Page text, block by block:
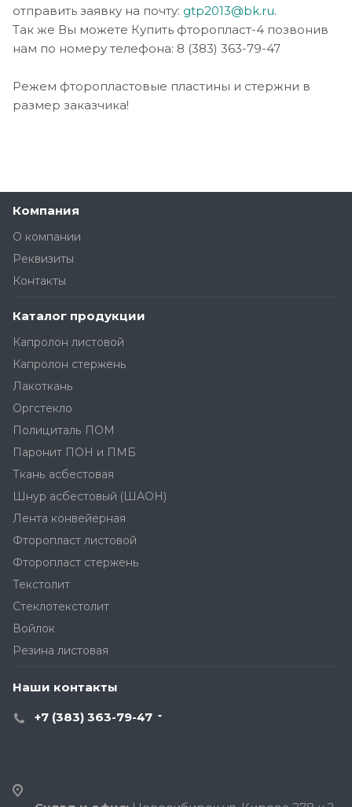
отправить заявку на почту: gtp2013@bk.ru.
Так же Вы можете Купить фторопласт-4 позвонив
нам по номеру телефона: 8 (383) 363-79-47
Режем фторопластовые пластины и стержни в
размер заказчика!
Компания
О компании
Реквизиты
Контакты
Каталог продукции
Капролон листовой
Капролон стержень
Лакоткань
Оргстекло
Полициталь ПОМ
Паронит ПОН и ПМБ
Ткань асбестовая
Шнур асбестовый (ШАОН)
Лента конвейерная
Фторопласт листовой
Фторопласт стержень
Текстолит
Стеклотекстолит
Войлок
Резина листовая
Наши контакты
+7 (383) 363-79-47